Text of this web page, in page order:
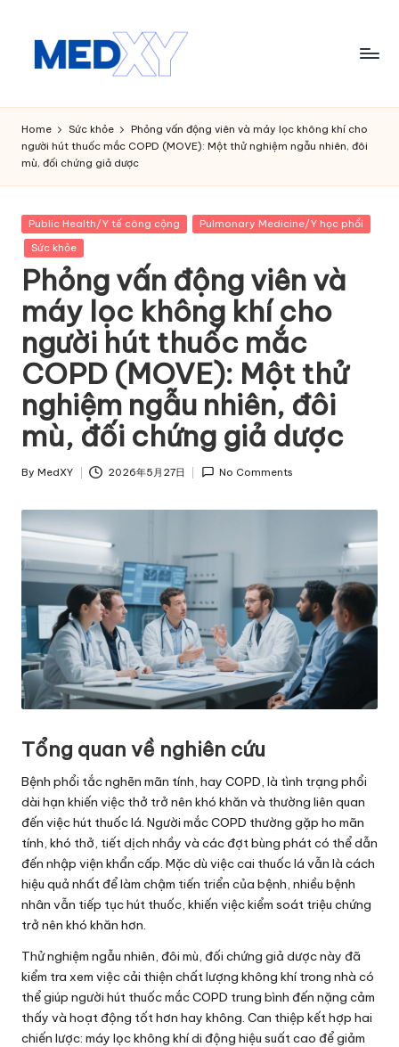
M
e
d
x
y
A
I
Home Sức khỏe
Phỏng vấn động viên và máy lọc không khí cho
người hút thuốc mắc COPD (MOVE): Một thử nghiệm ngẫu nhiên, đôi
mù, đối chứng giả dược
Posted
in
Public Health/Y tế công cộng
Pulmonary Medicine/Y học phổi
Sức khỏe
Phỏng vấn động viên và
máy lọc không khí cho
người hút thuốc mắc
COPD (MOVE): Một thử
nghiệm ngẫu nhiên, đôi
mù, đối chứng giả dược
Posted
By MedXY 2026年5月27日 No Comments
Tổng quan về nghiên cứu
Bệnh phổi tắc nghẽn mãn tính, hay COPD, là tình trạng phổi
dài hạn khiến việc thở trở nên khó khăn và thường liên quan
đến việc hút thuốc lá. Người mắc COPD thường gặp ho mãn
tính, khó thở, tiết dịch nhầy và các đợt bùng phát có thể dẫn
đến nhập viện khẩn cấp. Mặc dù việc cai thuốc lá vẫn là cách
hiệu quả nhất để làm chậm tiến triển của bệnh, nhiều bệnh
nhân vẫn tiếp tục hút thuốc, khiến việc kiểm soát triệu chứng
trở nên khó khăn hơn.
Thử nghiệm ngẫu nhiên, đôi mù, đối chứng giả dược này đã
kiểm tra xem việc cải thiện chất lượng không khí trong nhà có
thể giúp người hút thuốc mắc COPD trung bình đến nặng cảm
thấy và hoạt động tốt hơn hay không. Can thiệp kết hợp hai
chiến lược: máy lọc không khí di động hiệu suất cao để giảm